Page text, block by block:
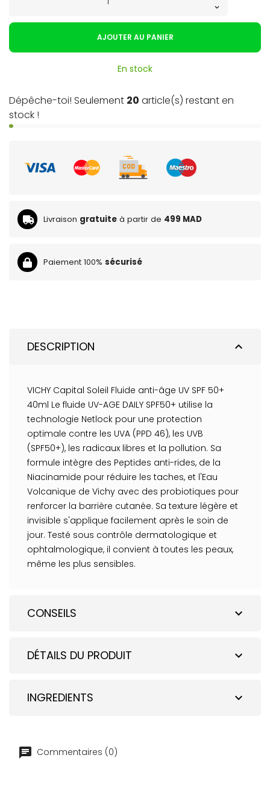
AJOUTER AU PANIER
En stock
Dépêche-toi! Seulement 20 article(s) restant en
stock !
Livraison gratuite à partir de 499 MAD
Paiement 100% sécurisé
expand_less
DESCRIPTION
VICHY Capital Soleil Fluide anti-âge UV SPF 50+
40ml Le fluide UV-AGE DAILY SPF50+ utilise la
technologie Netlock pour une protection
optimale contre les UVA (PPD 46), les UVB
(SPF50+), les radicaux libres et la pollution. Sa
formule intègre des Peptides anti-rides, de la
Niacinamide pour réduire les taches, et l'Eau
Volcanique de Vichy avec des probiotiques pour
renforcer la barrière cutanée. Sa texture légère et
invisible s'applique facilement après le soin de
jour. Testé sous contrôle dermatologique et
ophtalmologique, il convient à toutes les peaux,
même les plus sensibles.
expand_more
CONSEILS
expand_more
DÉTAILS DU PRODUIT
expand_more
INGREDIENTS
Commentaires (0)